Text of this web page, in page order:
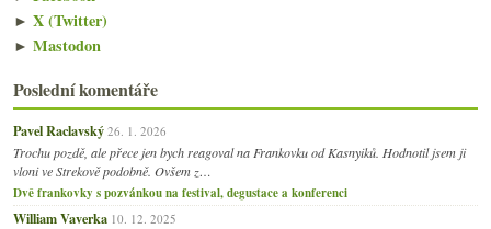
► X (Twitter)
► Mastodon
Poslední komentáře
Pavel Raclavský 26. 1. 2026
Trochu pozdě, ale přece jen bych reagoval na Frankovku od Kasnyiků. Hodnotil jsem ji
vloni ve Strekově podobně. Ovšem z…
Dvě frankovky s pozvánkou na festival, degustace a konferenci
William Vaverka 10. 12. 2025